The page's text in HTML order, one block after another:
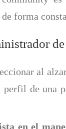
forma
de
al
de una
en el